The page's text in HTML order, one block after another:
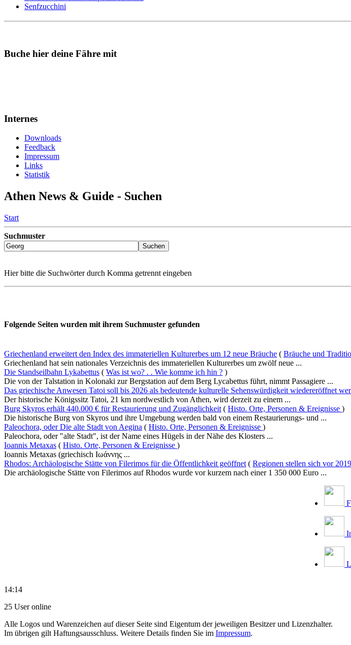
Senfzucchini
Buche hier deine Fähre mit
Internes
Downloads
Feedback
Impressum
Links
Statistik
Athen News & Guide - Suchen
Start
Suchmuster
Hier bitte die Suchwörter durch Komma getrennt eingeben
Folgende Seiten wurden mit ihrem Suchmuster gefunden
Griechenland erweitert den Index des immateriellen Kulturerbes um 12 neue Bräuche ( Bräuche und
Griechenland hat sein nationales Verzeichnis des immateriellen Kulturerbes um zwölf neue ...
Die Standseilbahn Lykabettus ( Was ist wo? . . Wie komme ich hin ? )
Die von der Talstation in Kolonaki zur Bergstation auf dem Berg Lycabettus führt, nimmt Passagiere ...
Das griechische Anwesen Tatoi soll bis 2026 als bedeutende kulturelle Sehenswürdigkeit wiedereröffnet
Der historische Königssitz Tatoi, 21 km nordwestlich von Athen, wird derzeit zu einem ...
Burg Skyros erhält 440.000 € für Restaurierung und Zugänglichkeit ( Histo. Orte, Personen & Ereignisse )
Die historische Burg von Skyros und ihre Umgebung werden bald von einem Restaurierungs- und ...
Paleochora, oder Die alte Stadt von Aegina ( Histo. Orte, Personen & Ereignisse )
Paleochora, oder "alte Stadt", ist der Name eines Hügels in der Nähe des Klosters ...
Ioannis Metaxas ( Histo. Orte, Personen & Ereignisse )
Ioannis Metaxas (griechisch Ιωάννης ...
Rhodos: Archäologische Stätte von Filerimos für die Öffentlichkeit geöffnet ( Regionen stellen sich vor
Die archäologische Stätte von Filerimos auf Rhodos wurde vor kurzem nach einer 1 350 000 Euro ...
14:14
25 User online
Alle Logos und Warenzeichen auf dieser Seite sind Eigentum der jeweiligen Besitzer und Lizenzhalter.
Im übrigen gilt Haftungsausschluss. Weitere Details finden Sie im Impressum.